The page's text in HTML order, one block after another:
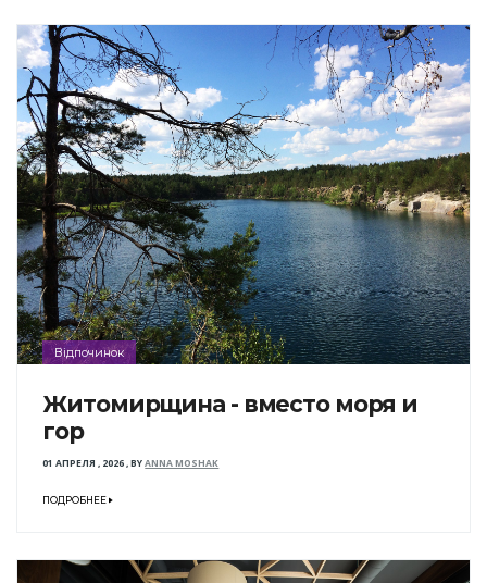
Відпочинок
Житомирщина - вместо моря и
гор
01 АПРЕЛЯ , 2026,BYANNA MOSHAK
ПОДРОБНЕЕ